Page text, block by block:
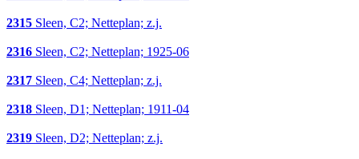
2315 Sleen, C2; Netteplan; z.j.
2316 Sleen, C2; Netteplan; 1925-06
2317 Sleen, C4; Netteplan; z.j.
2318 Sleen, D1; Netteplan; 1911-04
2319 Sleen, D2; Netteplan; z.j.